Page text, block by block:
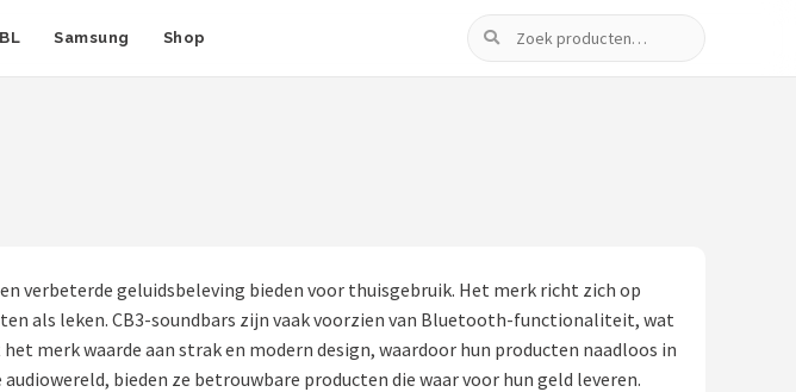
Samsung Shop
Zoeken
verbeterde geluidsbeleving bieden voor thuisgebruik. Het merk richt zich op
als leken. CB3-soundbars zijn vaak voorzien van Bluetooth-functionaliteit, wat
merk waarde aan strak en modern design, waardoor hun producten naadloos in
bieden ze betrouwbare producten die waar voor hun geld leveren.